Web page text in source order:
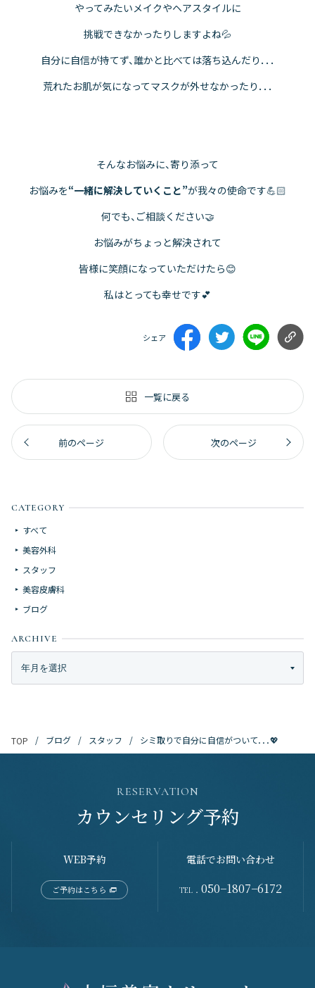
やってみたいメイクやヘアスタイルに
挑戦できなかったりしますよね💦
自分に自信が持てず、誰かと比べては落ち込んだり．．．
荒れたお肌が気になってマスクが外せなかったり．．．
そんなお悩みに、寄り添って
お悩みを“一緒に解決していくこと”が我々の使命です💪🏻
何でも、ご相談ください🤝
お悩みがちょっと解決されて
皆様に笑顔になっていただけたら😊
私はとっても幸せです💕
シェア
前のページ
一覧に戻る
次のページ
CATEGORY
すべて
美容外科
スタッフ
美容皮膚科
ブログ
ARCHIVE
TOP ブログ スタッフ シミ取りで自分に自信がついて．．．💖
RESERVATION
カウンセリング予約
WEB予約
ご予約はこちら
電話でお問い合わせ
TEL． 050−1807−6172